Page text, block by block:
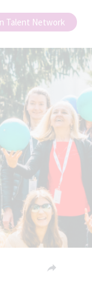
Talent Network